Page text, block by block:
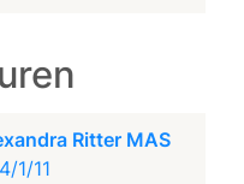
Ritter MAS
1/11